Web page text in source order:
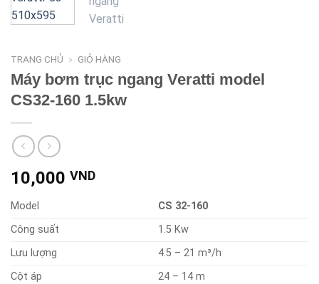
TRANG CHỦ » GIỎ HÀNG
Máy bơm trục ngang Veratti model
CS32-160 1.5kw
10,000 VND
Model
CS 32-160
Công suất
1.5 Kw
Lưu lượng
4.5 – 21 m³/h
Cột áp
24 – 14 m